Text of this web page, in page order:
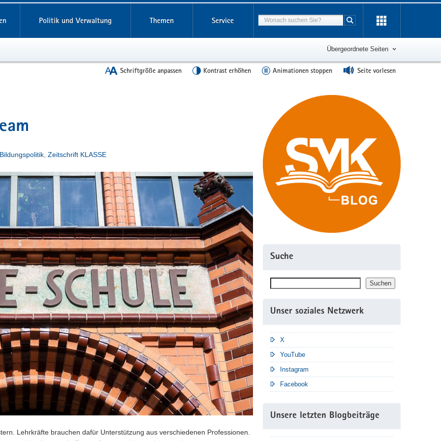
Politik und Verwaltung Themen Service Suchbegriff
Suche starten
Übergeordnete Seiten
Schriftgröße anpassen Kontrast erhöhen Animationen stoppen Seite vorlesen
Bildungspolitik Zeitschrift KLASSE
Lehrkräfte brauchen dafür Unterstützung aus verschiedenen Professionen.
Suche
Suchen
Unser soziales Netzwerk
X
YouTube
Instagram
Facebook
Unsere letzten Blogbeiträge